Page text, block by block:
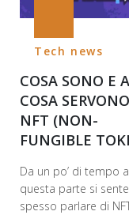
Tech news
COSA SONO E A
COSA
NFT (NON-
FUNGIBLE
Da un po’ di tempo a
questa parte si sente
spesso parlare di